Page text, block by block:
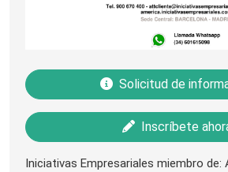
Solicitud de
Inscríbete
Iniciativas Empresariales miembro de: